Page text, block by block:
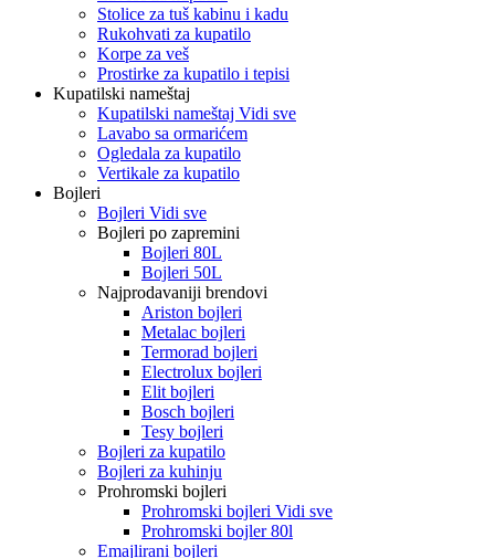
Stolice za tuš kabinu i kadu
Rukohvati za kupatilo
Korpe za veš
Prostirke za kupatilo i tepisi
Kupatilski nameštaj
Kupatilski nameštaj Vidi sve
Lavabo sa ormarićem
Ogledala za kupatilo
Vertikale za kupatilo
Bojleri
Bojleri Vidi sve
Bojleri po zapremini
Bojleri 80L
Bojleri 50L
Najprodavaniji brendovi
Ariston bojleri
Metalac bojleri
Termorad bojleri
Electrolux bojleri
Elit bojleri
Bosch bojleri
Tesy bojleri
Bojleri za kupatilo
Bojleri za kuhinju
Prohromski bojleri
Prohromski bojleri Vidi sve
Prohromski bojler 80l
Emajlirani bojleri